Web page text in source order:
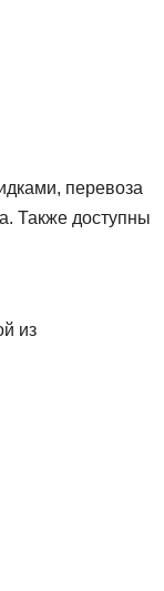
перевоза
Также доступны
из